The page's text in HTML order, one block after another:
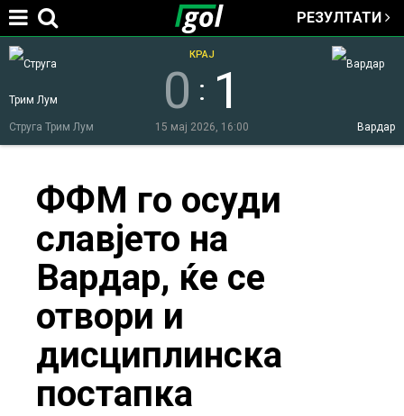
Jump to navigation
РЕЗУЛТАТИ
Струга Трим Лум Вардар
0 : 1
КРАЈ
15 мај 2026, 16:00
ФФМ го осуди
славјето на
Вардар, ќе се
отвори и
дисциплинска
постапка